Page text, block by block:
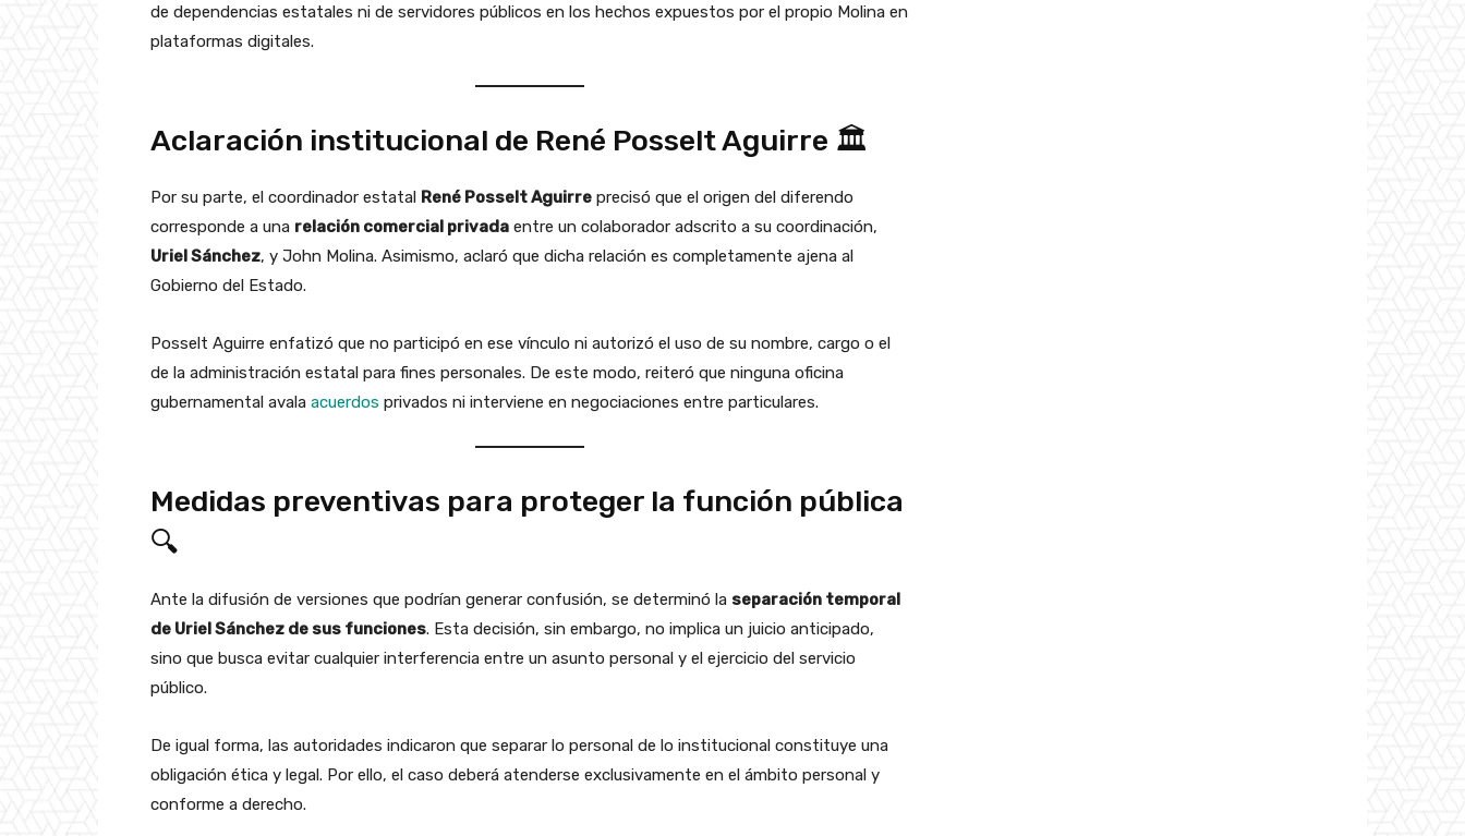
de dependencias estatales ni de servidores públicos en los hechos expuestos por el propio Molina en
plataformas digitales.
Aclaración institucional de René Posselt Aguirre 🏛️
Por su parte, el coordinador estatal René Posselt Aguirre precisó que el origen del diferendo
corresponde a una relación comercial privada entre un colaborador adscrito a su coordinación,
Uriel Sánchez, y John Molina. Asimismo, aclaró que dicha relación es completamente ajena al
Gobierno del Estado.
Posselt Aguirre enfatizó que no participó en ese vínculo ni autorizó el uso de su nombre, cargo o el
de la administración estatal para fines personales. De este modo, reiteró que ninguna oficina
gubernamental avala acuerdos privados ni interviene en negociaciones entre particulares.
Medidas preventivas para proteger la función pública
🔍
Ante la difusión de versiones que podrían generar confusión, se determinó la separación temporal
de Uriel Sánchez de sus funciones. Esta decisión, sin embargo, no implica un juicio anticipado,
sino que busca evitar cualquier interferencia entre un asunto personal y el ejercicio del servicio
público.
De igual forma, las autoridades indicaron que separar lo personal de lo institucional constituye una
obligación ética y legal. Por ello, el caso deberá atenderse exclusivamente en el ámbito personal y
conforme a derecho.